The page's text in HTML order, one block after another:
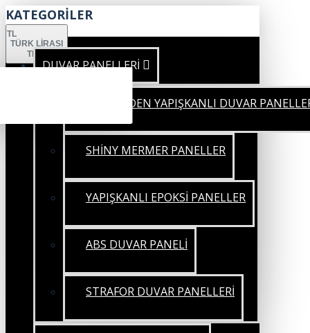
KATEGORİLER
TL
TÜRK LIRASI
TRY
DUVAR PANELLERİ
KENDİNDEN YAPIŞKANLI DUVAR
SHİNY MERMER PANELLER
YAPIŞKANLI EPOKSİ PANELLER
ABS DUVAR PANELİ
STRAFOR DUVAR PANELLERİ